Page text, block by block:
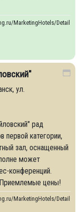
MarketingHotels/Details/
ул.
рад
категории,
зал, оснащенный
может
конференций.
Приемлемые цены!
MarketingHotels/Details/